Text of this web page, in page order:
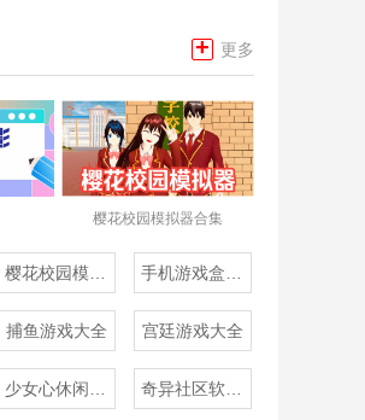
+ 更多
樱花校园模拟器合集
捕鱼游戏大全 宫廷游戏大全